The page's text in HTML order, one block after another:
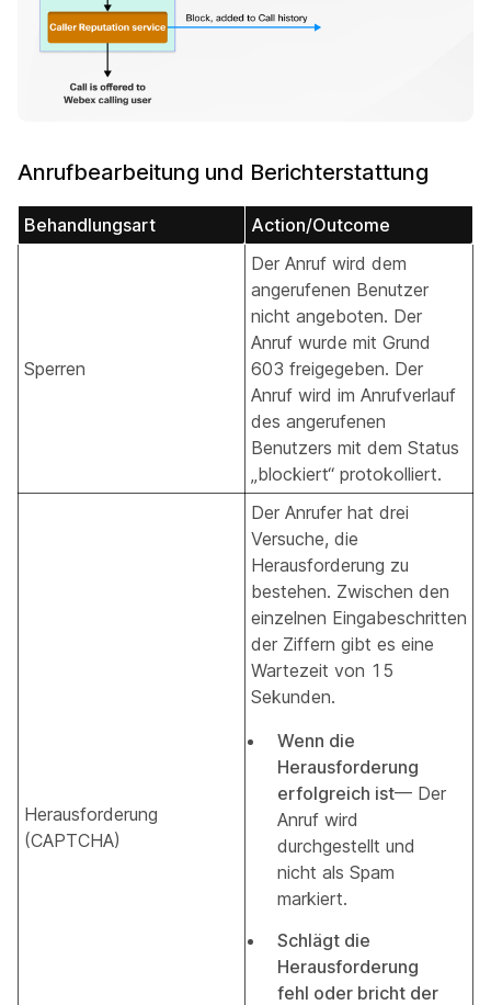
Anrufbearbeitung und Berichterstattung
Behandlungsart Action/Outcome
Sperren
Der Anruf wird dem
angerufenen Benutzer
nicht angeboten. Der
Anruf wurde mit Grund
603 freigegeben. Der
Anruf wird im Anrufverlauf
des angerufenen
Benutzers mit dem Status
„blockiert“ protokolliert.
Herausforderung
(CAPTCHA)
Der Anrufer hat drei
Versuche, die
Herausforderung zu
bestehen. Zwischen den
einzelnen Eingabeschritten
der Ziffern gibt es eine
Wartezeit von 15
Sekunden.
Wenn die
Herausforderung
erfolgreich ist— Der
Anruf wird
durchgestellt und
nicht als Spam
markiert.
Schlägt die
Herausforderung
fehl oder bricht der